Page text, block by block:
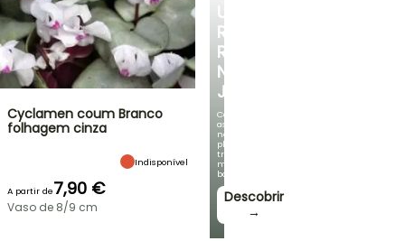
UM
RECANTO
REFRESCANTE
NO
JARDIM
Com
as
nossas
plantas
trepadeiras
mais
bonitas!
Descobrir
→
Cyclamen coum Branco
folhagem cinza
Indisponível
A partir de7,90 €
Vaso de 8/9 cm